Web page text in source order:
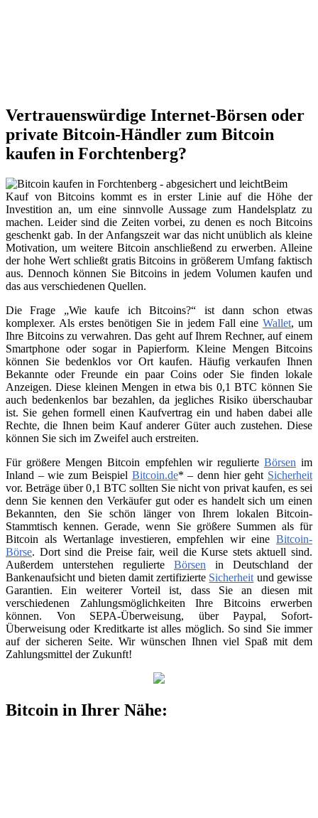
Vertrauenswürdige Internet-Börsen oder
private Bitcoin-Händler zum Bitcoin
kaufen in Forchtenberg?
Beim
Kauf von Bitcoins kommt es in erster Linie auf die Höhe der
Investition an, um eine sinnvolle Aussage zum Handelsplatz zu
machen. Leider sind die Zeiten vorbei, zu denen es noch Bitcoins
geschenkt gab. In der Anfangszeit war das nicht unüblich als kleine
Motivation, um weitere Bitcoin anschließend zu erwerben. Alleine
der hohe Wert schließt gratis Bitcoins in größerem Umfang faktisch
aus. Dennoch können Sie Bitcoins in jedem Volumen kaufen und
das aus verschiedenen Quellen.
Die Frage „Wie kaufe ich Bitcoins?“ ist dann schon etwas
komplexer. Als erstes benötigen Sie in jedem Fall eine Wallet, um
Ihre Bitcoins zu verwahren. Das geht auf Ihrem Rechner, auf einem
Smartphone oder sogar in Papierform. Kleine Mengen Bitcoins
können Sie bedenklos vor Ort kaufen. Häufig verkaufen Ihnen
Bekannte oder Freunde ein paar Coins oder Sie finden lokale
Anzeigen. Diese kleinen Mengen in etwa bis 0,1 BTC können Sie
auch bedenkenlos bar bezahlen, da jegliches Risiko überschaubar
ist. Sie gehen formell einen Kaufvertrag ein und haben dabei alle
Rechte, die Ihnen beim Kauf anderer Güter auch zustehen. Diese
können Sie sich im Zweifel auch erstreiten.
Für größere Mengen Bitcoin empfehlen wir regulierte Börsen im
Inland – wie zum Beispiel Bitcoin.de* – denn hier geht Sicherheit
vor. Beträge über 0,1 BTC sollten Sie nicht von privat kaufen, es sei
denn Sie kennen den Verkäufer gut oder es handelt sich um einen
Bekannten, den Sie schön länger von Ihrem lokalen Bitcoin-
Stammtisch kennen. Gerade, wenn Sie größere Summen als für
Bitcoin als Wertanlage investieren, empfehlen wir eine Bitcoin-
Börse. Dort sind die Preise fair, weil die Kurse stets aktuell sind.
Außerdem unterstehen regulierte Börsen in Deutschland der
Bankenaufsicht und bieten damit zertifizierte Sicherheit und gewisse
Garantien. Ein weiterer Vorteil ist, dass Sie an diesen mit
verschiedenen Zahlungsmöglichkeiten Ihre Bitcoins erwerben
können. Von SEPA-Überweisung, über Paypal, Sofort-
Überweisung oder Kreditkarte ist alles möglich. So sind Sie immer
auf der sicheren Seite. Wir wünschen Ihnen viel Spaß mit dem
Zahlungsmittel der Zukunft!
Bitcoin in Ihrer Nähe: